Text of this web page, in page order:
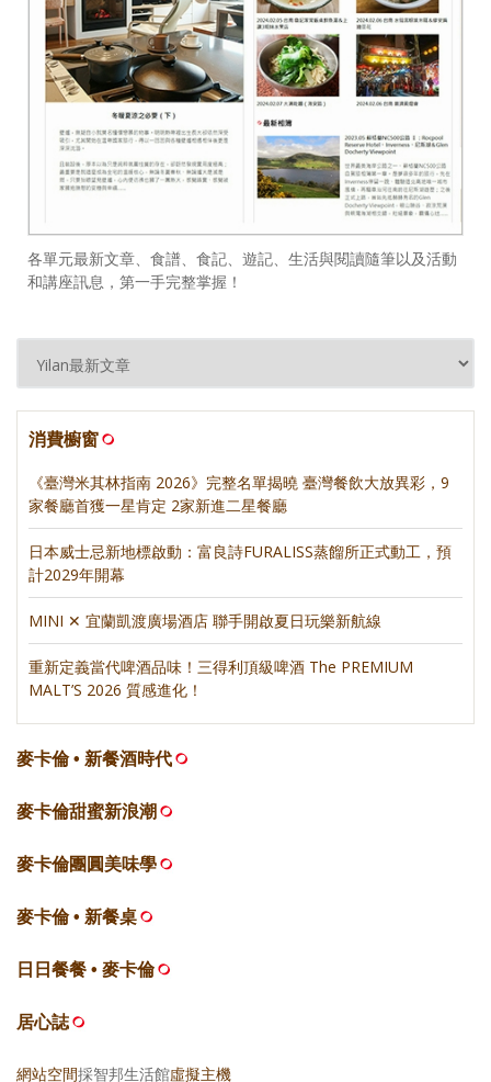
各單元最新文章、食譜、食記、遊記、生活與閱讀隨筆以及活動
和講座訊息，第一手完整掌握！
消費櫥窗
《臺灣米其林指南 2026》完整名單揭曉 臺灣餐飲大放異彩，9
家餐廳首獲一星肯定 2家新進二星餐廳
日本威士忌新地標啟動：富良詩FURALISS蒸餾所正式動工，預
計2029年開幕
MINI ✕ 宜蘭凱渡廣場酒店 聯手開啟夏日玩樂新航線
重新定義當代啤酒品味！三得利頂級啤酒 The PREMIUM
MALT’S 2026 質感進化！
麥卡倫 • 新餐酒時代
麥卡倫甜蜜新浪潮
麥卡倫團圓美味學
麥卡倫 • 新餐桌
日日餐餐 • 麥卡倫
居心誌
網站空間採智邦生活館虛擬主機